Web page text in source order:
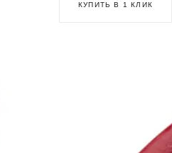
КУПИТЬ В 1 КЛИК